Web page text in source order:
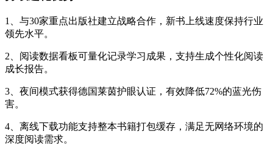
1、与30家重点出版社建立战略合作，新书上线速度保持行业
领先水平。
2、阅读数据看板可量化记录学习成果，支持生成个性化阅读
成长报告。
3、夜间模式获得德国莱茵护眼认证，有效降低72%的蓝光伤
害。
4、离线下载功能支持整本书籍打包缓存，满足无网络环境的
深度阅读需求。